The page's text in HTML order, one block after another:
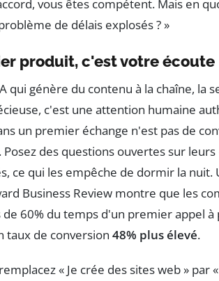
vous êtes compétent. Mais en
de délais explosés ? »
produit, c'est votre écoute
qui génère du contenu à la chaîne, la
c'est une attention humaine
un premier échange n'est pas de
des questions ouvertes sur
ce qui les empêche de dormir la nuit.
Business Review montre que les
de 60% du temps d'un premier appel à
taux de conversion 48% plus élevé.
« Je crée des sites web » par